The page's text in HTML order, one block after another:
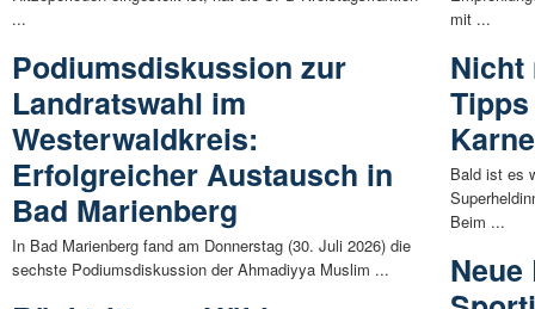
...
Podiumsdiskussion zur
Landratswahl im
Westerwaldkreis:
Erfolgreicher Austausch in
Bad Marienberg
In Bad Marienberg fand am Donnerstag (30. Juli 2026) die
sechste Podiumsdiskussion der Ahmadiyya Muslim ...
mit ...
Nicht
Bald ist es
Beim ...